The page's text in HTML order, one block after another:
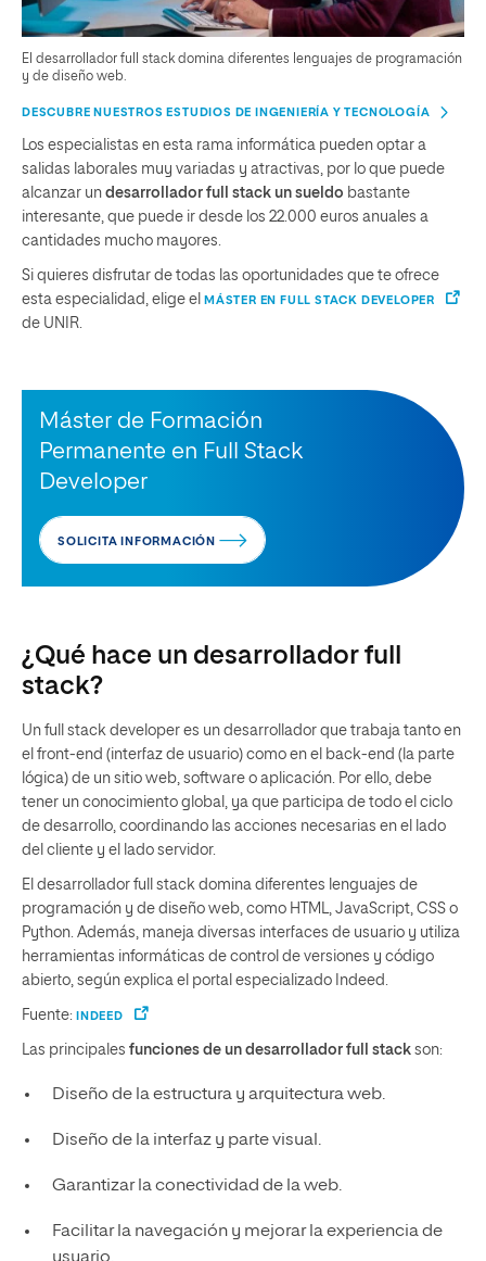
El desarrollador full stack domina diferentes lenguajes de programación
y de diseño web.
DESCUBRE NUESTROS ESTUDIOS DE INGENIERÍA Y TECNOLOGÍA
Los especialistas en esta rama informática pueden optar a
salidas laborales muy variadas y atractivas, por lo que puede
alcanzar un desarrollador full stack un sueldo bastante
interesante, que puede ir desde los 22.000 euros anuales a
cantidades mucho mayores.
Si quieres disfrutar de todas las oportunidades que te ofrece
esta especialidad, elige el
MÁSTER EN FULL STACK DEVELOPER
de UNIR.
Máster de Formación
Permanente en Full Stack
Developer
SOLICITA INFORMACIÓN
¿Qué hace un desarrollador full
stack?
Un full stack developer es un desarrollador que trabaja tanto en
el front-end (interfaz de usuario) como en el back-end (la parte
lógica) de un sitio web, software o aplicación. Por ello, debe
tener un conocimiento global, ya que participa de todo el ciclo
de desarrollo, coordinando las acciones necesarias en el lado
del cliente y el lado servidor.
El desarrollador full stack domina diferentes lenguajes de
programación y de diseño web, como HTML, JavaScript, CSS o
Python. Además, maneja diversas interfaces de usuario y utiliza
herramientas informáticas de control de versiones y código
abierto, según explica el portal especializado Indeed.
Fuente: INDEED
Las principales funciones de un desarrollador full stack son:
Diseño de la estructura y arquitectura web.
Diseño de la interfaz y parte visual.
Garantizar la conectividad de la web.
Facilitar la navegación y mejorar la experiencia de
usuario.